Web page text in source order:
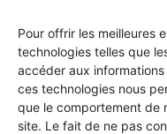
Pour offrir les meilleures
technologies telles que
accéder aux
ces technologies nous
que le comportement de
site. Le fait de ne pas
GRUCHET-LE-VALASSE
LES AUTHIEUX SUR
LIVAROT
OCTEVILLE SUR MER